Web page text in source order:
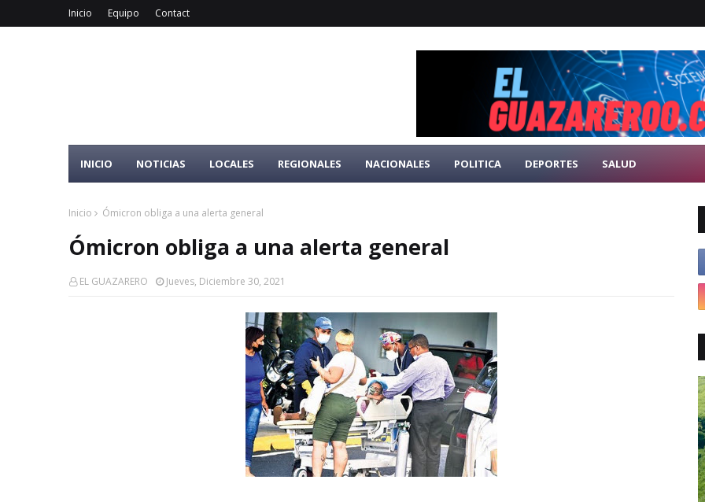
Inicio Equipo Contact
INICIO NOTICIAS LOCALES REGIONALES NACIONALES POLITICA DEPORTES SALUD
Inicio Ómicron obliga a una alerta general
Ómicron obliga a una alerta general
EL GUAZARERO Jueves, Diciembre 30, 2021